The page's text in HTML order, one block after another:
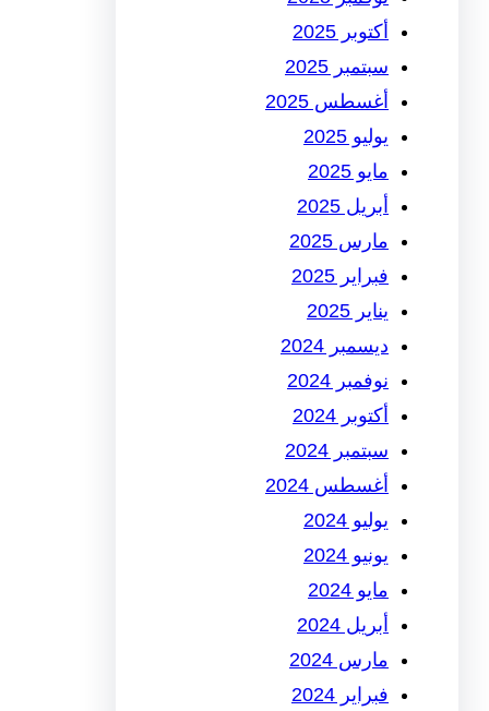
أكتوبر 2025
سبتمبر 2025
أغسطس 2025
يوليو 2025
مايو 2025
أبريل 2025
مارس 2025
فبراير 2025
يناير 2025
ديسمبر 2024
نوفمبر 2024
أكتوبر 2024
سبتمبر 2024
أغسطس 2024
يوليو 2024
يونيو 2024
مايو 2024
أبريل 2024
مارس 2024
فبراير 2024